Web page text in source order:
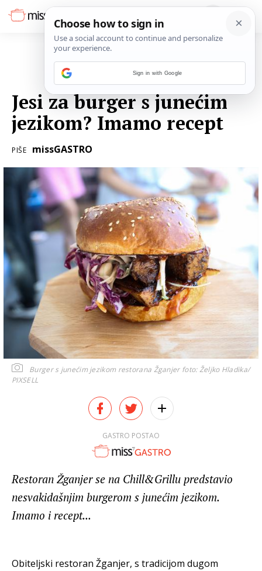
Jesi za burger s junećim
jezikom? Imamo recept
PIŠE missGASTRO
Burger s junećim jezikom restorana Žganjer foto: Željko Hladika/
PIXSELL
GASTRO POSTAO
Restoran Žganjer se na Chill&Grillu predstavio
nesvakidašnjim burgerom s junećim jezikom.
Imamo i recept...
Obiteljski restoran Žganjer, s tradicijom dugom
Sign in with Google